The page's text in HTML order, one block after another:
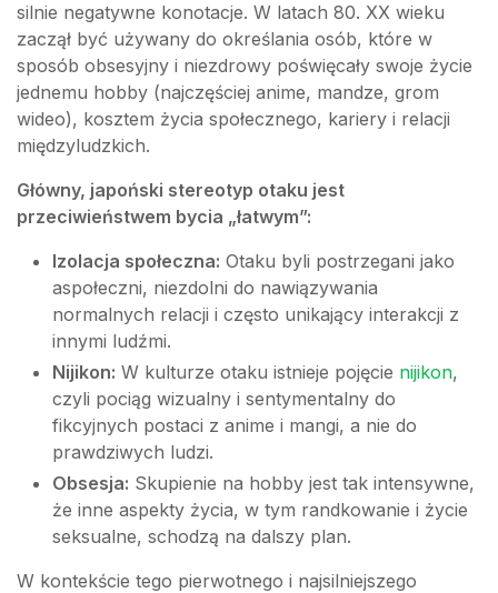
silnie negatywne konotacje. W latach 80. XX wieku
zaczął być używany do określania osób, które w
sposób obsesyjny i niezdrowy poświęcały swoje życie
jednemu hobby (najczęściej anime, mandze, grom
wideo), kosztem życia społecznego, kariery i relacji
międzyludzkich.
Główny, japoński stereotyp otaku jest
przeciwieństwem bycia „łatwym”:
Izolacja społeczna: Otaku byli postrzegani jako
aspołeczni, niezdolni do nawiązywania
normalnych relacji i często unikający interakcji z
innymi ludźmi.
Nijikon: W kulturze otaku istnieje pojęcie nijikon,
czyli pociąg wizualny i sentymentalny do
fikcyjnych postaci z anime i mangi, a nie do
prawdziwych ludzi.
Obsesja: Skupienie na hobby jest tak intensywne,
że inne aspekty życia, w tym randkowanie i życie
seksualne, schodzą na dalszy plan.
W kontekście tego pierwotnego i najsilniejszego